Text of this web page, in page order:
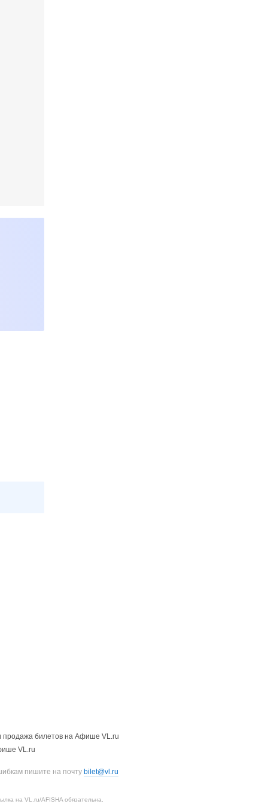
продажа билетов на Афише VL.ru
VL.ru
пишите на почту bilet@vl.ru
на VL.ru/AFISHA обязательна.